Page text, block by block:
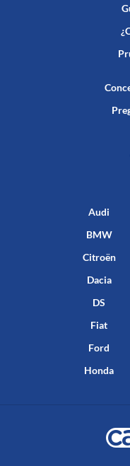
Audi
BMW
Citroën
Dacia
DS
Fiat
Ford
Honda